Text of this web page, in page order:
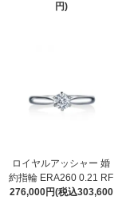
円)
ロイヤルアッシャー 婚
約指輪 ERA260 0.21 RF
276,000円(税込303,600